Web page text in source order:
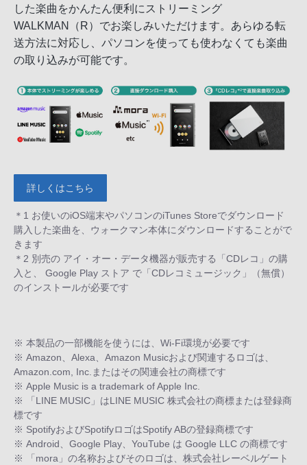
した楽曲をかんたん便利にストリーミング
WALKMAN（R）でお楽しみいただけます。あらゆる転
送方法に対応し、パソコンを使っても使わなくても楽曲
の取り込みが可能です。
詳しくはこちら
＊1 お使いのiOS端末やパソコンのiTunes Storeでダウンロード
購入した楽曲を、ウォークマン本体にダウンロードすることがで
きます
＊2 別売の アイ・オー・データ機器が販売する「CDレコ」の購
入と、 Google Play ストア で「CDレコミュージック」（無償）
のインストールが必要です
※ 本製品の一部機能を使うには、Wi-Fi環境が必要です
※ Amazon、Alexa、Amazon Musicおよび関連するロゴは、
Amazon.com, Inc.またはその関連会社の商標です
※ Apple Music is a trademark of Apple Inc.
※ 「LINE MUSIC」はLINE MUSIC 株式会社の商標または登録商
標です
※ SpotifyおよびSpotifyロゴはSpotify ABの登録商標です
※ Android、Google Play、YouTube は Google LLC の商標です
※ 「mora」の名称およびそのロゴは、株式会社レーベルゲート